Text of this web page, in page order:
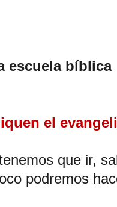
escuela bíblica
que ir,
podremos